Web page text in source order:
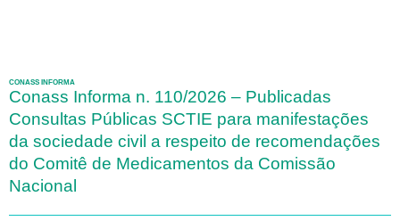
CONASS INFORMA
Conass Informa n. 110/2026 – Publicadas
Consultas Públicas SCTIE para manifestações
da sociedade civil a respeito de recomendações
do Comitê de Medicamentos da Comissão
Nacional